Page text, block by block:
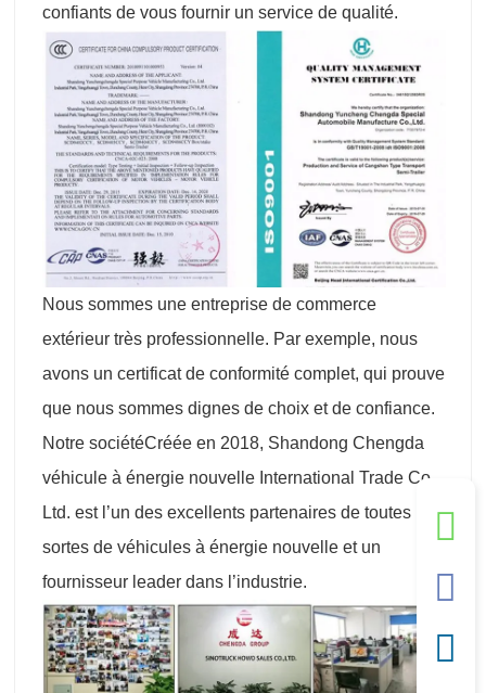
confiants de vous fournir un service de qualité.
Nous sommes une entreprise de commerce
extérieur très professionnelle. Par exemple, nous
avons un certificat de conformité complet, qui prouve
que nous sommes dignes de choix et de confiance.
Notre sociétéCréée en 2018, Shandong Chengda
véhicule à énergie nouvelle International Trade Co.,
Ltd. est l’un des excellents partenaires de toutes
sortes de véhicules à énergie nouvelle et un
fournisseur leader dans l’industrie.